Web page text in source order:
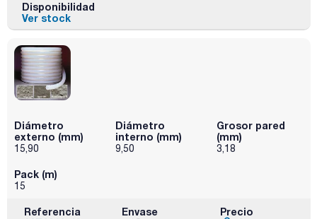
Disponibilidad
Ver stock
Diámetro
externo (mm)
15,90
Diámetro
interno (mm)
9,50
Grosor pared
(mm)
3,18
Pack (m)
15
Referencia
Envase
Precio